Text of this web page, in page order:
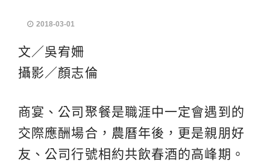
2018-03-01
文／吳宥姍
攝影／顏志倫
商宴、公司聚餐是職涯中一定會遇到的
交際應酬場合，農曆年後，更是親朋好
友、公司行號相約共飲春酒的高峰期。